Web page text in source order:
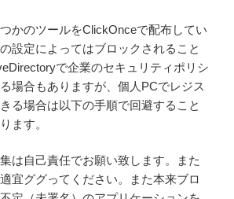
かのツールをClickOnceで配布してい
設定によってはブロックされること
で企業のセキュリティポリシ
場合もありますが、個人PCでレジス
る場合は以下の手順で回避すること
ます。
は自己責任でお願い致します。また
宜ググってください。また本来ブロ